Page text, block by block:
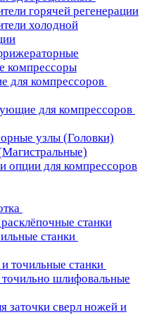
горячей регенерации
холодной
компрессоры
для компрессоров
для компрессоров
узлы (Головки)
опции для компрессоров
станки
станки
точильные станки
шлифовальные
заточки сверл ножей и